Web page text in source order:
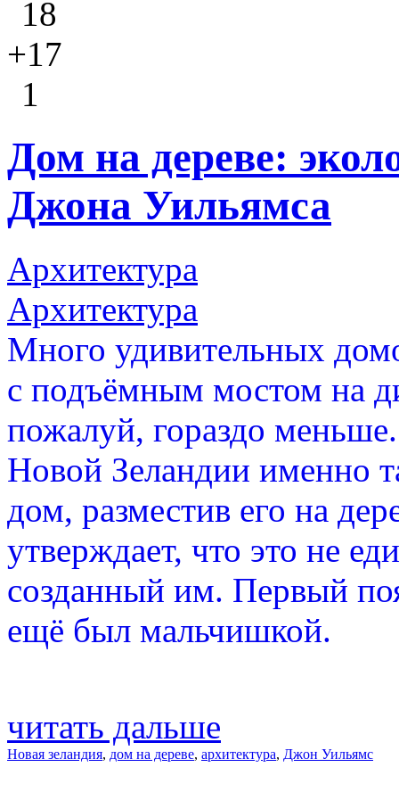
18
+17
1
Дом на дереве:
Джона Уильямса
Архитектура
Архитектура
Много удивительных
с подъёмным мостом на
пожалуй, гораздо
Новой Зеландии именно
дом, разместив его на
утверждает, что это не
созданный им. Первый
ещё был мальчишкой.
читать дальше
Новая зеландия, дом на дереве, архитектура, Джон Уильямс